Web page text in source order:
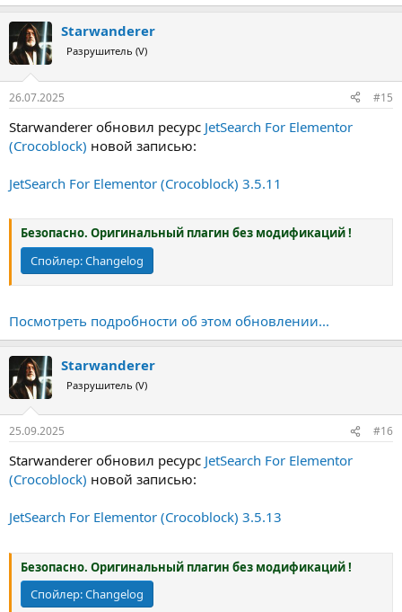
Starwanderer
Разрушитель (V)
26.07.2025 #15
Starwanderer обновил ресурс JetSearch For Elementor
(Crocoblock) новой записью:
JetSearch For Elementor (Crocoblock) 3.5.11
Безопасно. Оригинальный плагин без модификаций !
Спойлер:Changelog
Посмотреть подробности об этом обновлении...
Starwanderer
Разрушитель (V)
25.09.2025 #16
Starwanderer обновил ресурс JetSearch For Elementor
(Crocoblock) новой записью:
JetSearch For Elementor (Crocoblock) 3.5.13
Безопасно. Оригинальный плагин без модификаций !
Спойлер:Changelog